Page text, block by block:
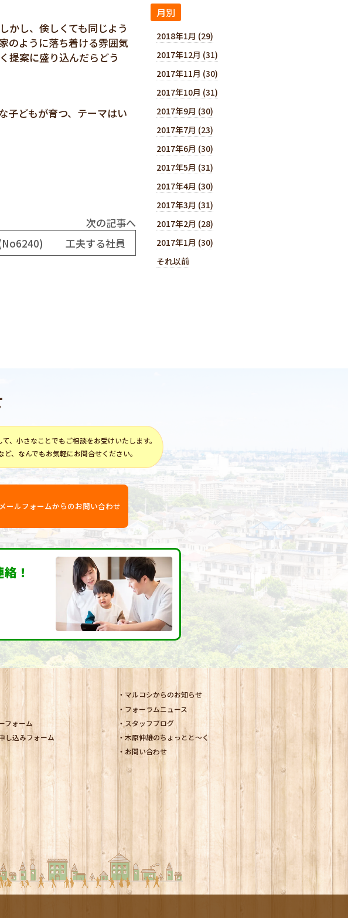
かし、倹しくても同じよう
のように落ち着ける雰囲気
提案に盛り込んだらどう
子どもが育つ、テーマはい
次の記事へ
(No6240) 工夫する社員
月別
2018年1月 (29)
2017年12月 (31)
2017年11月 (30)
2017年10月 (31)
2017年9月 (30)
2017年7月 (23)
2017年6月 (30)
2017年5月 (31)
2017年4月 (30)
2017年3月 (31)
2017年2月 (28)
2017年1月 (30)
それ以前
、小さなことでもご相談をお受けいたします。
、なんでもお気軽にお問合せください。
メールフォームからのお問い合わせ
！
フォーム
し込みフォーム
マルコシからのお知らせ
フォーラムニュース
スタッフブログ
木原伸雄のちょっとと～く
お問い合わせ